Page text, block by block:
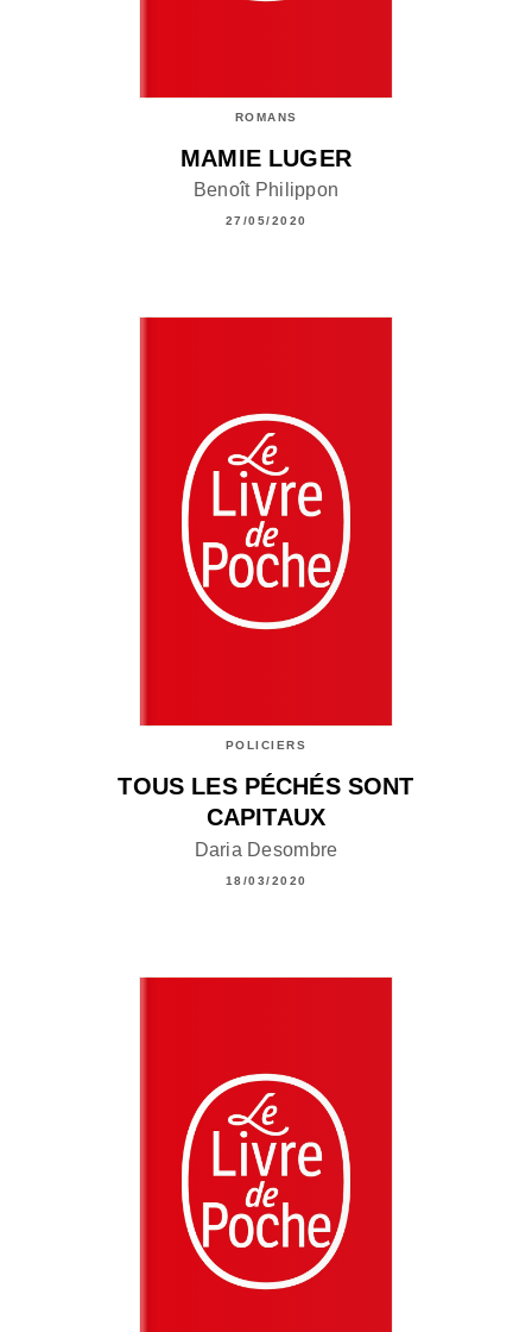
ROMANS
MAMIE LUGER
Benoît Philippon
27/05/2020
POLICIERS
TOUS LES PÉCHÉS SONT
CAPITAUX
Daria Desombre
18/03/2020